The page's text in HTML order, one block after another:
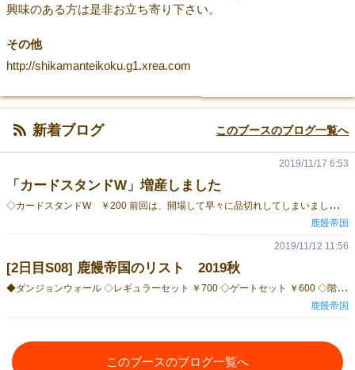
興味のある方は是非お立ち寄り下さい。
その他
http://shikamanteikoku.g1.xrea.com
新着ブログ このブースのブログ一覧へ
「カードスタンドW」増産しました
◇
カードスタンドW ￥200 前回は、開場して早々に品切れしてしまいましたが、今回は数を増やして準備しました！ よろしくお願い致します。
2019/11/17 6:53
鹿饅帝国
[2日目S08] 鹿饅帝国のリスト 2019秋
◆
ダンジョンウォール ◇レギュラーセット ￥700 ◇ゲートセット ￥600 ◇階段セット ￥900 ◇ブリッジセット ￥800 ◇洞窟セット ￥900 ◇溶岩ブリッジセット ￥800 ◇城門セット ￥800 ◇城壁セット ￥600 ◇街並みセット ￥1,000 ◇神殿セット ￥5,400 ◇地下水脈セット ￥2,700 ◇石壁Ⅰ（10枚）セット ￥400 ◇岩壁Ⅰ（10枚）セット ￥400 ★新作★ ◇地上セット ￥5,400 ＜イメージ＞ ※セットにフィギュアは含まれません。 ◆ゲームアクセサリ ◇カードスタンド(W) ￥200 ※使用例の画像はタロットサイズ（70×120㎜）のカードを差しています。
2019/11/12 11:56
鹿饅帝国
このブースのブログ一覧へ